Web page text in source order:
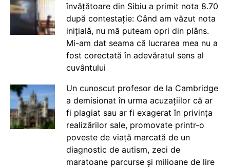
învățătoare din Sibiu a primit nota 8.70
după contestație: Când am văzut nota
inițială, nu mă puteam opri din plâns.
Mi-am dat seama că lucrarea mea nu a
fost corectată în adevăratul sens al
cuvântului
Un cunoscut profesor de la Cambridge
a demisionat în urma acuzațiilor că ar
fi plagiat sau ar fi exagerat în privința
realizărilor sale, promovate printr-o
poveste de viață marcată de un
diagnostic de autism, zeci de
maratoane parcurse și milioane de lire